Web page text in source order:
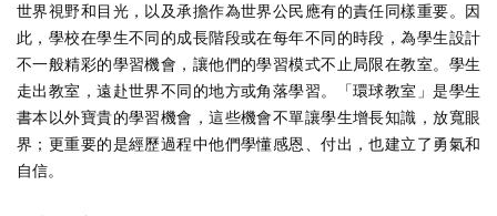
世界視野和目光，以及承擔作為世界公民應有的責任同樣重要。因
此，學校在學生不同的成長階段或在每年不同的時段，為學生設計
不一般精彩的學習機會，讓他們的學習模式不止局限在教室。學生
走出教室，遠赴世界不同的地方或角落學習。「環球教室」是學生
書本以外寶貴的學習機會，這些機會不單讓學生增長知識，放寬眼
界；更重要的是經歷過程中他們學懂感恩、付出，也建立了勇氣和
自信。